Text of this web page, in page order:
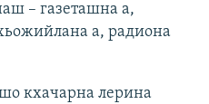
– газеташна а,
а, радиона
кхачарна лерина